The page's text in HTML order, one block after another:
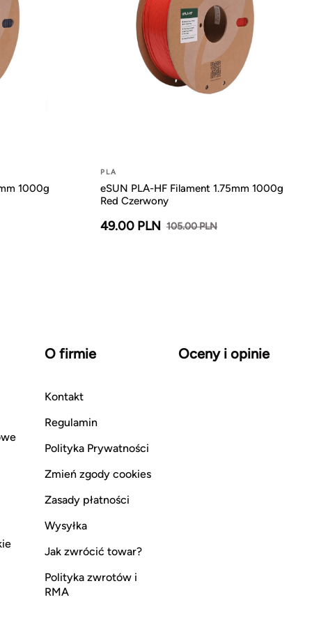
1000g
PLA
eSUN PLA-HF Filament 1.75mm 1000g
Red Czerwony
49.00 PLN 105.00 PLN
O firmie
Kontakt
Regulamin
Polityka Prywatności
Zmień zgody cookies
Zasady płatności
Wysyłka
Jak zwrócić towar?
Polityka zwrotów i
RMA
Oceny i opinie